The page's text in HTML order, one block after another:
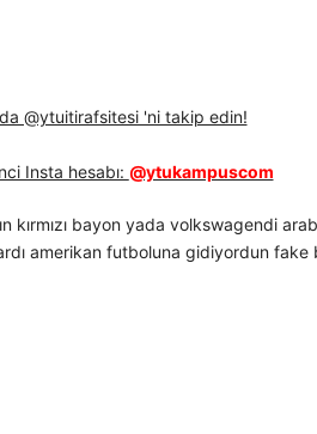
@ytuitirafsitesi 'ni takip edin!
Insta hesabı: @ytukampuscom
kırmızı bayon yada volkswagendi
amerikan futboluna gidiyordun fake